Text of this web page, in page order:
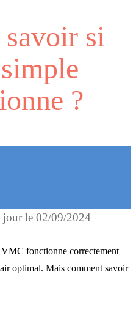
si
?
d'air
d'air
jour le 02/09/2024
fonctionne correctement
optimal. Mais comment savoir